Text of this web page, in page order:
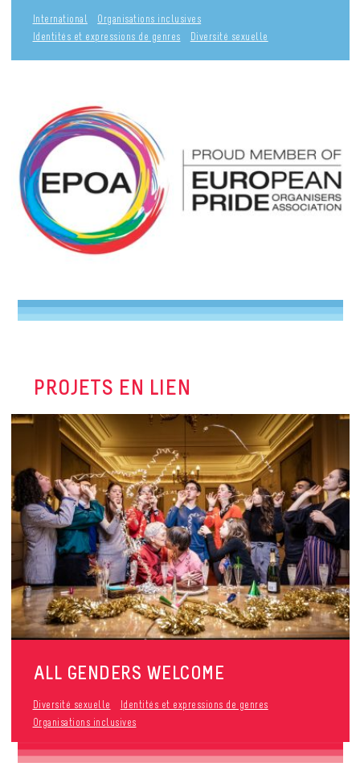
International
Organisations inclusives
Identités et expressions de genres
Diversité sexuelle
PROJETS EN LIEN
ALL GENDERS WELCOME
Diversité sexuelle
Identités et expressions de genres
Organisations inclusives